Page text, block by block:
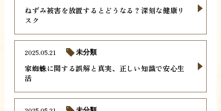
ねずみ被害を放置するとどうなる？深刻な健康リ
スク
家蜘蛛に関する誤解と真実、正しい知識で安心生
活
2025.05.21 未分類